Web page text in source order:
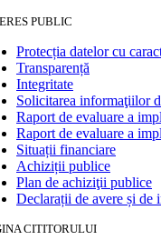
PUBLIC
Protecția datelor cu
Transparență
Integritate
Solicitarea informaţiilor
Raport de evaluare a
Raport de evaluare a
Situații financiare
Achiziții publice
Plan de achiziţii publice
Declarații de avere și de
CITITORULUI